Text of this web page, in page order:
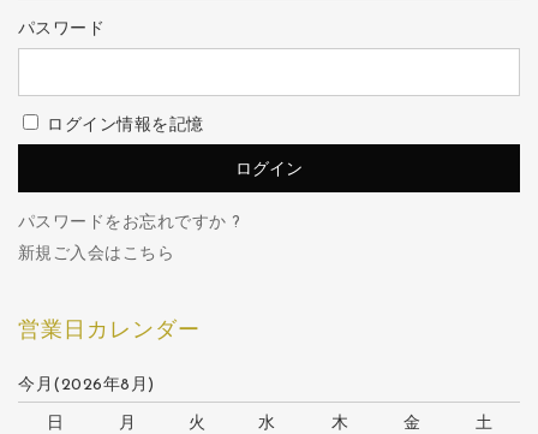
パスワード
ログイン情報を記憶
パスワードをお忘れですか ?
新規ご入会はこちら
営業日カレンダー
今月(2026年8月)
日 月 火 水 木 金 土